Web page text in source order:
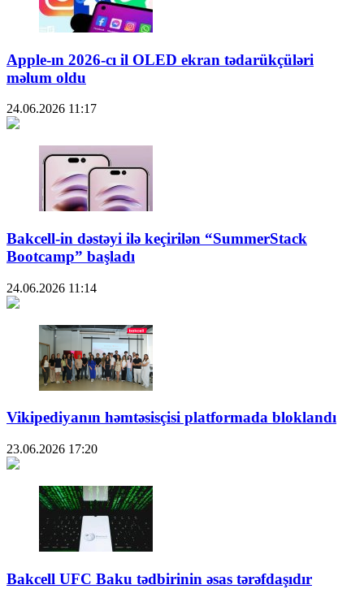
Apple-ın 2026-cı il OLED ekran tədarükçüləri
məlum oldu
24.06.2026 11:17
Bakcell-in dəstəyi ilə keçirilən “SummerStack
Bootcamp” başladı
24.06.2026 11:14
Vikipediyanın həmtəsisçisi platformada bloklandı
23.06.2026 17:20
Bakcell UFC Baku tədbirinin əsas tərəfdaşıdır